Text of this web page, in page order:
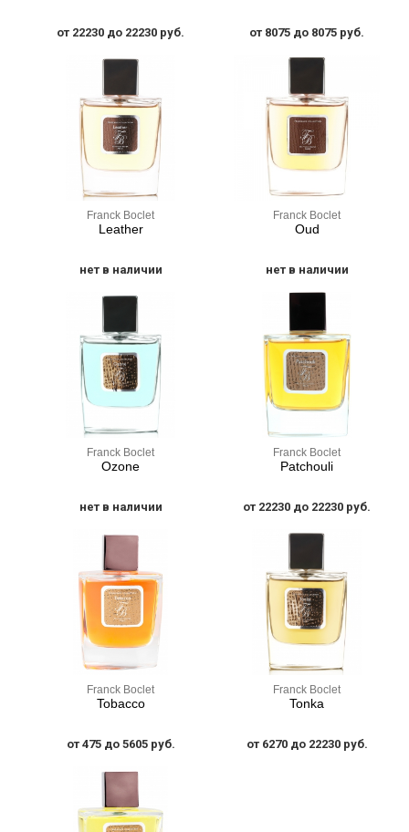
от 22230 до 22230 руб. от 8075 до 8075 руб.
Franck Boclet
Leather
нет в наличии
Franck Boclet
Oud
нет в наличии
Franck Boclet
Ozone
нет в наличии
Franck Boclet
Patchouli
от 22230 до 22230 руб.
Franck Boclet
Tobacco
от 475 до 5605 руб.
Franck Boclet
Tonka
от 6270 до 22230 руб.